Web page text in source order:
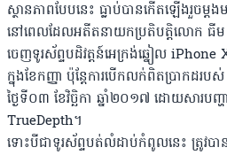
ស្ថានភាពបែបនេះ ធ្លាប់បានកើតឡើងរួច
នៅពេលដែលអតីតនាយកប្រតិបត្តិលោក ធី
ចេញទូរស័ព្ទបដិវត្តន៍អេក្រង់ឆ្នៀល iPhone
ក្នុងខែកញ្ញា ប៉ុន្តែការបើកលក់ពិតប្រាកដ
ថ្ងៃទី០៣ ខែវិច្ឆិកា ឆ្នាំ២០១៧ ដោយសារបញ្ហ
TrueDepth។
ទោះបីជាទូរស័ព្ទបត់លំដាប់កំពូលនេះ ត្រូវបា